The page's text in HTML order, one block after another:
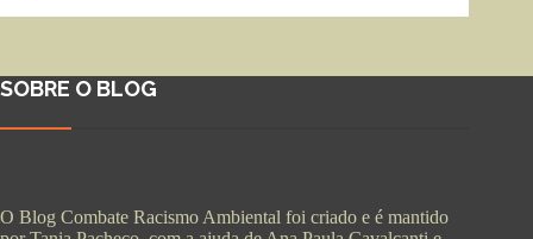
SOBRE O BLOG
O Blog Combate Racismo Ambiental foi criado e é mantido